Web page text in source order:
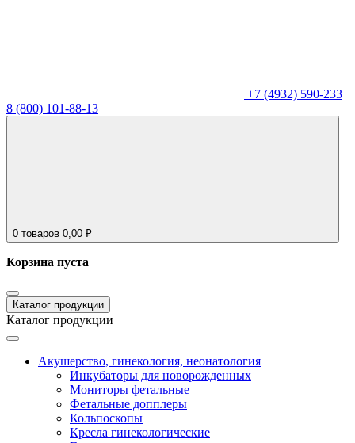
+7 (4932) 590-233
8 (800) 101-88-13
0 товаров 0,00 ₽
Корзина пуста
Каталог продукции
Каталог продукции
Акушерство, гинекология, неонатология
Инкубаторы для новорожденных
Мониторы фетальные
Фетальные допплеры
Кольпоскопы
Кресла гинекологические